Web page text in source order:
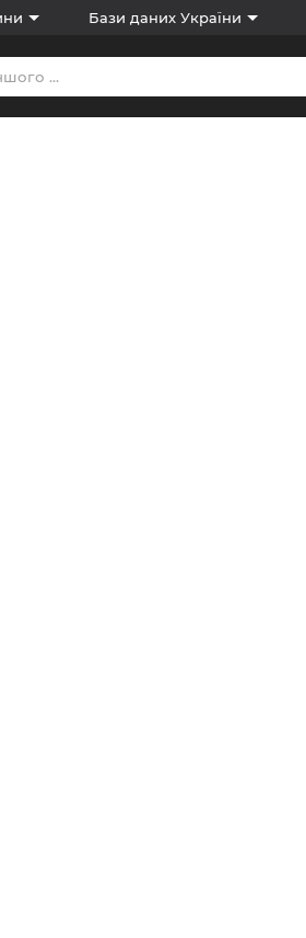
Бази даних України